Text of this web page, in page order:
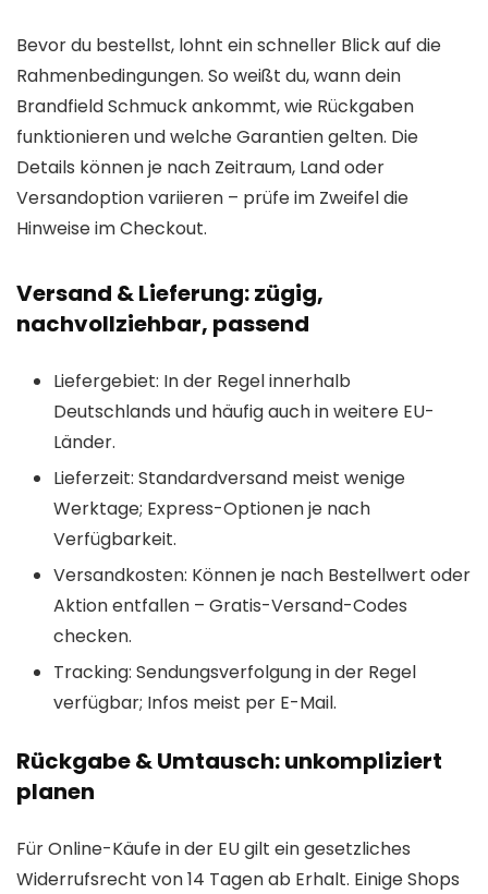
Bevor du bestellst, lohnt ein schneller Blick auf die
Rahmenbedingungen. So weißt du, wann dein
Brandfield Schmuck ankommt, wie Rückgaben
funktionieren und welche Garantien gelten. Die
Details können je nach Zeitraum, Land oder
Versandoption variieren – prüfe im Zweifel die
Hinweise im Checkout.
Versand & Lieferung: zügig,
nachvollziehbar, passend
Liefergebiet: In der Regel innerhalb
Deutschlands und häufig auch in weitere EU-
Länder.
Lieferzeit: Standardversand meist wenige
Werktage; Express-Optionen je nach
Verfügbarkeit.
Versandkosten: Können je nach Bestellwert oder
Aktion entfallen – Gratis-Versand-Codes
checken.
Tracking: Sendungsverfolgung in der Regel
verfügbar; Infos meist per E-Mail.
Rückgabe & Umtausch: unkompliziert
planen
Für Online-Käufe in der EU gilt ein gesetzliches
Widerrufsrecht von 14 Tagen ab Erhalt. Einige Shops